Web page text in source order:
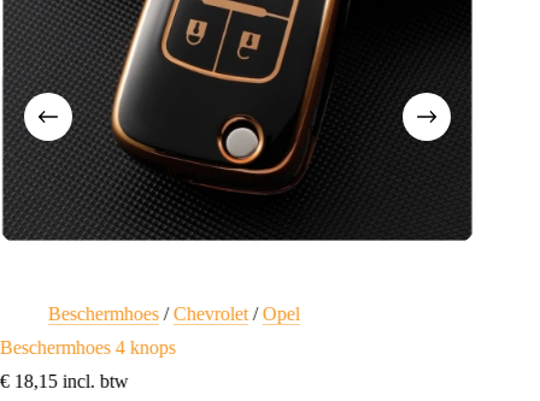
Beschermhoes/Chevrolet/Opel
Beschermhoes 4 knops
€ 18,15 incl. btw